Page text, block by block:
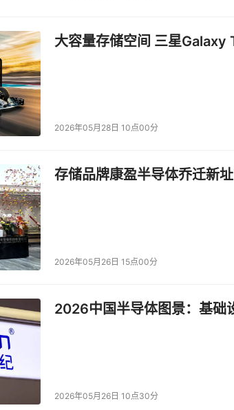
大容量存储空间 三星Galaxy
2026年05月28日 10点00分
存储品牌康盈半导体乔迁新
2026年05月26日 15点00分
2026中国半导体图景：基础
2026年05月26日 10点30分